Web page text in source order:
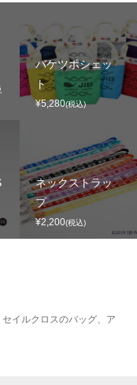
バケツポシェッ
ト
¥5,280(税込)
ネックストラッ
プ
¥2,200(税込)
イルクロスのバッグ、ア